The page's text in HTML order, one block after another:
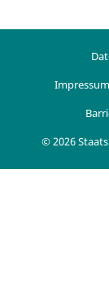
© 2026